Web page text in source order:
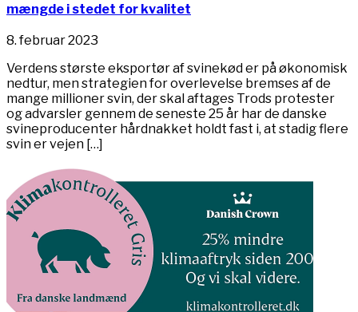
mængde i stedet for kvalitet
8. februar 2023
Verdens største eksportør af svinekød er på økonomisk
nedtur, men strategien for overlevelse bremses af de
mange millioner svin, der skal aftages Trods protester
og advarsler gennem de seneste 25 år har de danske
svineproducenter hårdnakket holdt fast i, at stadig flere
svin er vejen […]